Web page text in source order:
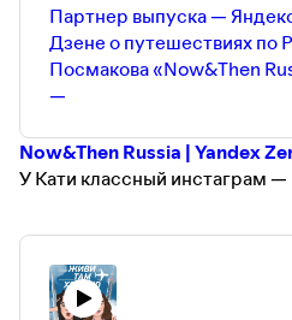
Партнер выпуска —
Дзене о путешествиях по
Посмакова «Now&Then
—
Now&Then Russia | Yandex
У Кати классный инстаграм —
Выпуск подкаста «Не
https://podcasts.apple.com/